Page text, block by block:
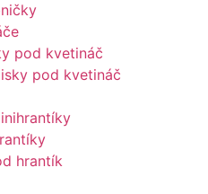
pod kvetináč
pod kvetináč
hrantík